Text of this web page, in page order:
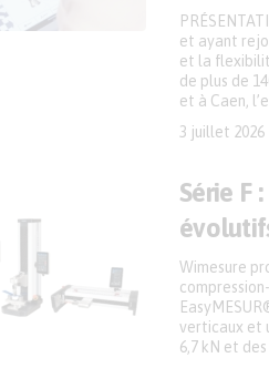
3 juillet 2026
et ayant
et la
de plus de
et à Caen,
Série F
Wimesure
verticaux et
6,7 kN et